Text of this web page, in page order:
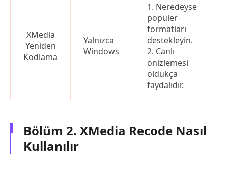
XMedia
Yeniden
Kodlama
Yalnızca
Windows
1. Neredeyse
popüler
formatları
destekleyin.
2. Canlı
önizlemesi
oldukça
faydalıdır.
Bölüm 2. XMedia Recode Nasıl
Kullanılır